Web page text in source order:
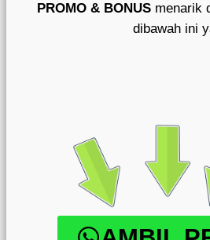
PROMO & BONUSmenarik
dibawah ini